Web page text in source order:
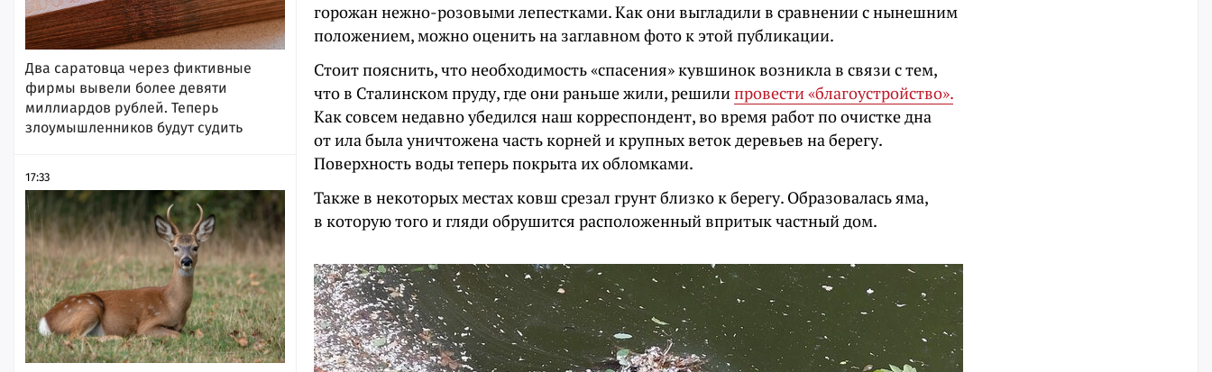
Два саратовца через фиктивные
фирмы вывели более девяти
миллиардов рублей. Теперь
злоумышленников будут судить
17:33
горожан нежно-розовыми лепестками. Как они выгладили в сравнении с нынешним
положением, можно оценить на заглавном фото к этой публикации.
Стоит пояснить, что необходимость «спасения» кувшинок возникла в связи с тем,
что в Сталинском пруду, где они раньше жили, решилипровести «благоустройство».
Как совсем недавно убедился наш корреспондент, во время работ по очистке дна
от ила была уничтожена часть корней и крупных веток деревьев на берегу.
Поверхность воды теперь покрыта их обломками.
Также в некоторых местах ковш срезал грунт близко к берегу. Образовалась яма,
в которую того и гляди обрушится расположенный впритык частный дом.